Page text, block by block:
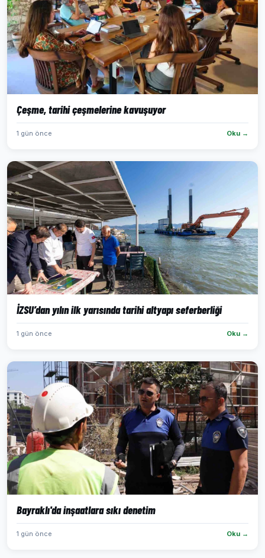
Çeşme, tarihi çeşmelerine kavuşuyor
1 gün önce Oku →
İZSU’dan yılın ilk yarısında tarihi altyapı seferberliği
1 gün önce Oku →
Bayraklı'da inşaatlara sıkı denetim
1 gün önce Oku →